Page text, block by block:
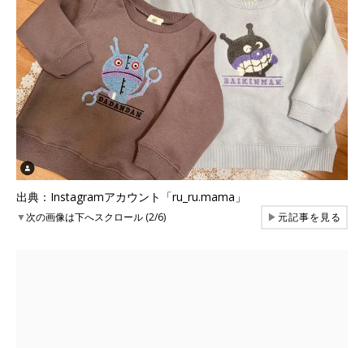
出典：Instagramアカウント「ru_ru.mama」
▼次の画像は下へスクロール (2/6) ▶元記事を見る